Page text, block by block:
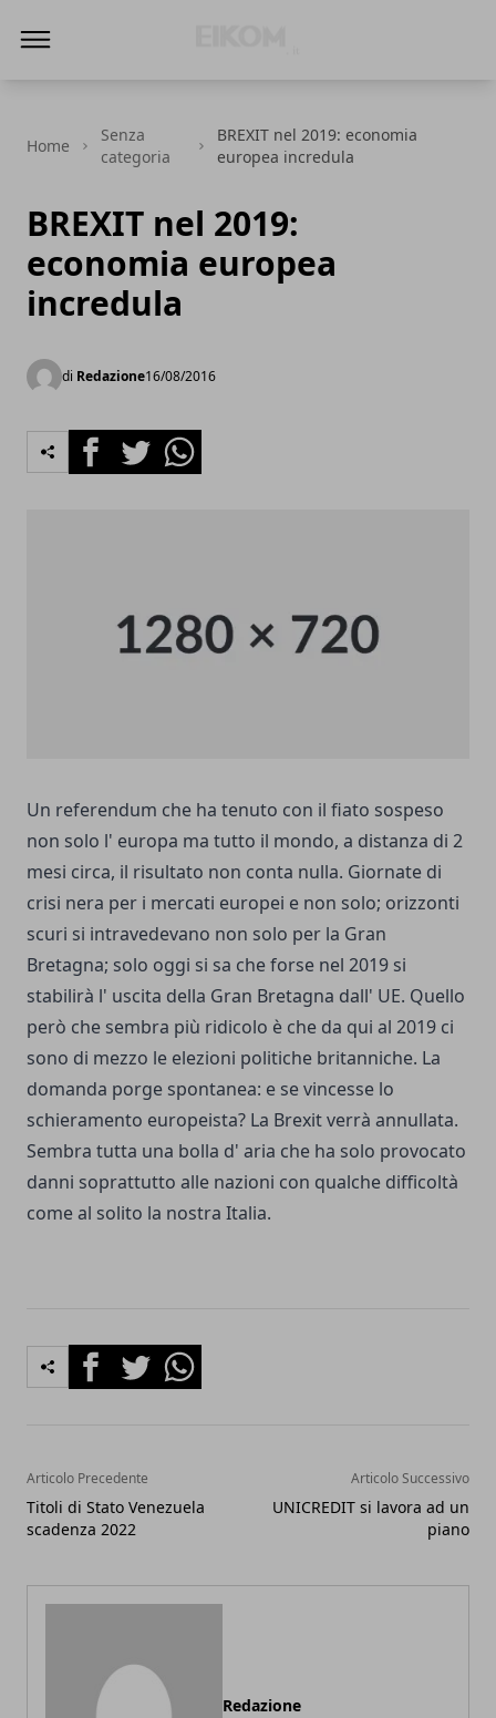
Home
Senza
categoria
BREXIT nel 2019: economia
europea incredula
BREXIT nel 2019:
economia europea
incredula
di Redazione16/08/2016
FacebookTwitterWhatsapp
Un referendum che ha tenuto con il fiato sospeso
non solo l' europa ma tutto il mondo, a distanza di 2
mesi circa, il risultato non conta nulla. Giornate di
crisi nera per i mercati europei e non solo; orizzonti
scuri si intravedevano non solo per la Gran
Bretagna; solo oggi si sa che forse nel 2019 si
stabilirà l' uscita della Gran Bretagna dall' UE. Quello
però che sembra più ridicolo è che da qui al 2019 ci
sono di mezzo le elezioni politiche britanniche. La
domanda porge spontanea: e se vincesse lo
schieramento europeista? La Brexit verrà annullata.
Sembra tutta una bolla d' aria che ha solo provocato
danni soprattutto alle nazioni con qualche difficoltà
come al solito la nostra Italia.
FacebookTwitterWhatsapp
Articolo Precedente
Titoli di Stato Venezuela
scadenza 2022
Articolo Successivo
UNICREDIT si lavora ad un
piano
Redazione